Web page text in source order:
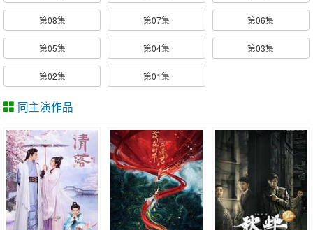
第08集 第07集 第06集
第05集 第04集 第03集
第02集 第01集
同主演作品